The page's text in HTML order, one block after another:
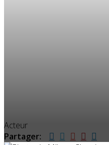
Acteur
Partager: